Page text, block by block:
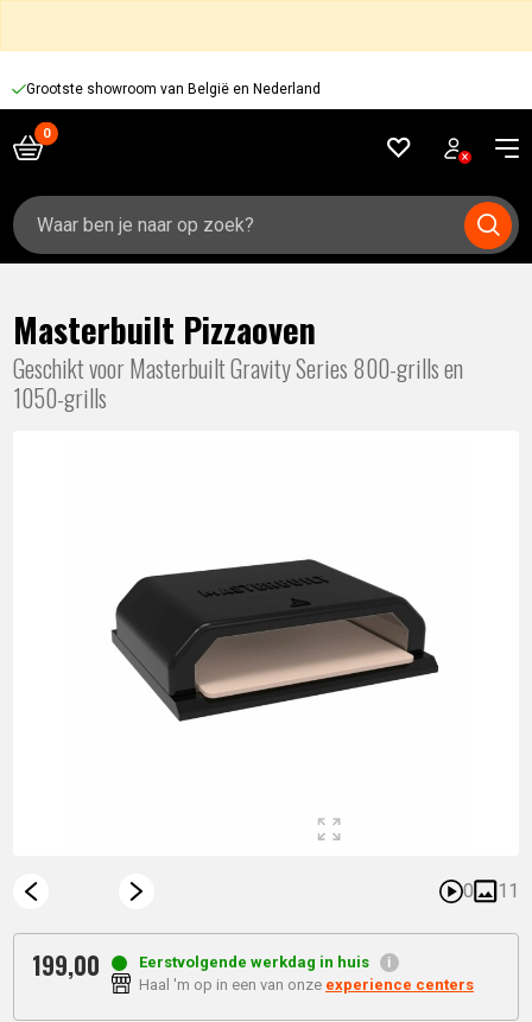
Grootste showroom van België en Nederland
Zoeken
naar:
Masterbuilt Pizzaoven
Geschikt voor Masterbuilt Gravity Series 800-grills en
1050-grills
0 11
199,00
Eerstvolgende werkdag in huis
Haal 'm op in een van onze experience centers